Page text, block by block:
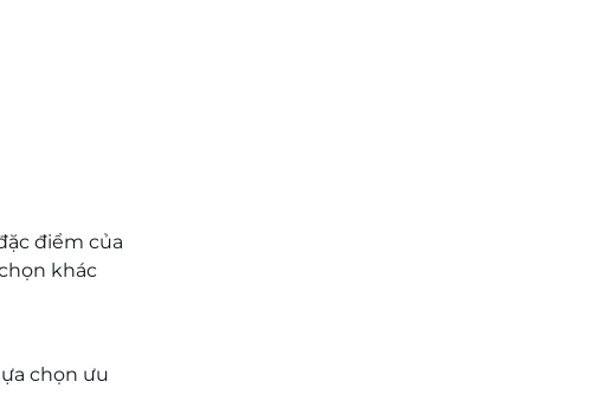
điểm của
khác
chọn ưu